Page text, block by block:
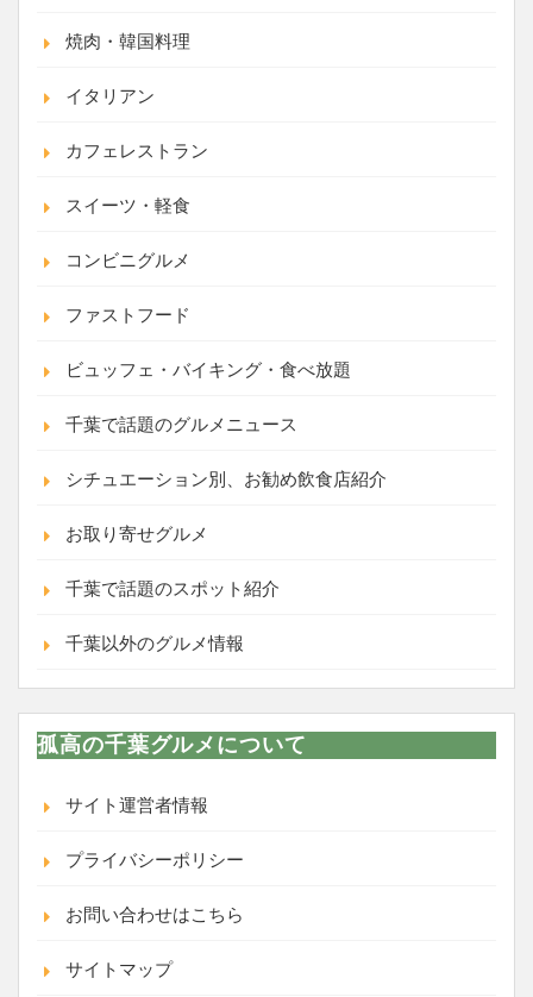
焼肉・韓国料理
イタリアン
カフェレストラン
スイーツ・軽食
コンビニグルメ
ファストフード
ビュッフェ・バイキング・食べ放題
千葉で話題のグルメニュース
シチュエーション別、お勧め飲食店紹介
お取り寄せグルメ
千葉で話題のスポット紹介
千葉以外のグルメ情報
孤高の千葉グルメについて
サイト運営者情報
プライバシーポリシー
お問い合わせはこちら
サイトマップ